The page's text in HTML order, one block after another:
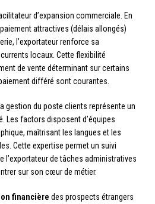
d’expansion commerciale. En
attractives (délais allongés)
l’exportateur renforce sa
locaux. Cette flexibilité
de vente déterminant sur certains
différé sont courantes.
gestion du poste clients représente un
Les factors disposent d’équipes
maîtrisant les langues et les
Cette expertise permet un suivi
l’exportateur de tâches administratives
sur son cœur de métier.
financière des prospects étrangers